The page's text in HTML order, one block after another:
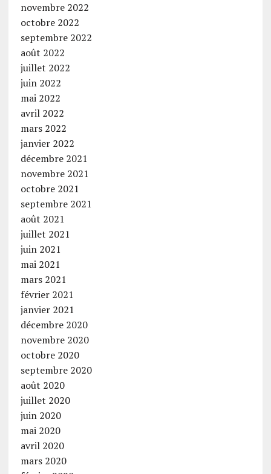
novembre 2022
octobre 2022
septembre 2022
août 2022
juillet 2022
juin 2022
mai 2022
avril 2022
mars 2022
janvier 2022
décembre 2021
novembre 2021
octobre 2021
septembre 2021
août 2021
juillet 2021
juin 2021
mai 2021
mars 2021
février 2021
janvier 2021
décembre 2020
novembre 2020
octobre 2020
septembre 2020
août 2020
juillet 2020
juin 2020
mai 2020
avril 2020
mars 2020